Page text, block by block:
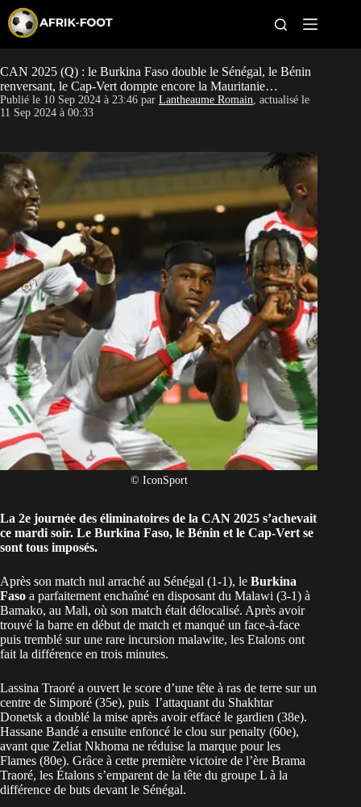
p
o
c
o
e
n
CAN féminine
Pays
Paris sportifs
CAN 2025 (Q) : le Burkina Faso double le Sénégal, le Bénin
renversant, le Cap-Vert dompte encore la Mauritanie…
Publié le 10 Sep 2024 à 23:46 par Lantheaume Romain, actualisé le
11 Sep 2024 à 00:33
© IconSport
La 2e journée des éliminatoires de la CAN 2025 s’achevait
ce mardi soir. Le Burkina Faso, le Bénin et le Cap-Vert se
sont tous imposés.
Après son match nul arraché au Sénégal (1-1), le Burkina
Faso a parfaitement enchaîné en disposant du Malawi (3-1) à
Bamako, au Mali, où son match était délocalisé. Après avoir
trouvé la barre en début de match et manqué un face-à-face
puis tremblé sur une rare incursion malawite, les Etalons ont
fait la différence en trois minutes.
Lassina Traoré a ouvert le score d’une tête à ras de terre sur un
centre de Simporé (35e), puis l’attaquant du Shakhtar
Donetsk a doublé la mise après avoir effacé le gardien (38e).
Hassane Bandé a ensuite enfoncé le clou sur penalty (60e),
avant que Zeliat Nkhoma ne réduise la marque pour les
Flames (80e). Grâce à cette première victoire de l’ère Brama
Traoré, les Étalons s’emparent de la tête du groupe L à la
différence de buts devant le Sénégal.